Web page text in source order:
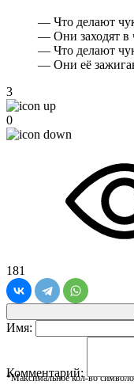
— Что делают
— Они заходят в
— Что делают
— Они её
3
0
181
Имя:
Комментарий:
*Максимальное кол-во